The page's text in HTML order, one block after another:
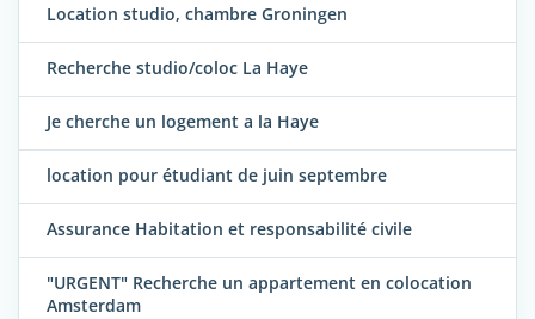
Location studio, chambre Groningen
Recherche studio/coloc La Haye
Je cherche un logement a la Haye
location pour étudiant de juin septembre
Assurance Habitation et responsabilité civile
"URGENT" Recherche un appartement en colocation
Amsterdam